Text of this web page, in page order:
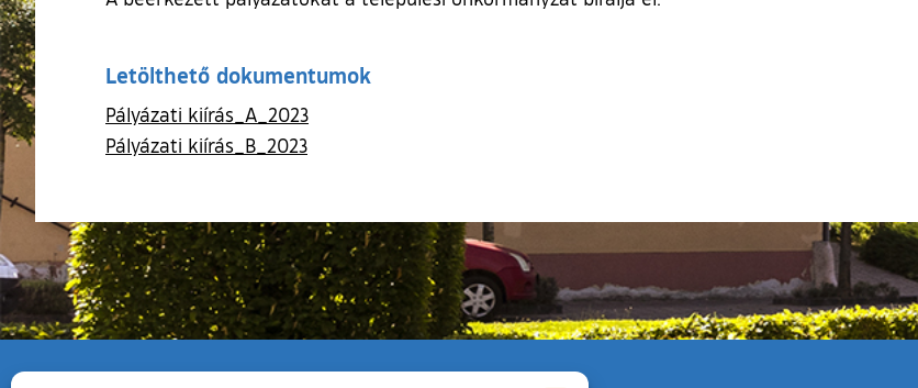
Letölthető dokumentumok
Pályázati kiírás_A_2023
Pályázati kiírás_B_2023